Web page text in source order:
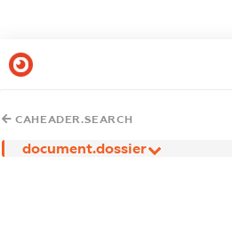
CAHEADER.SEARCH
document.dossier